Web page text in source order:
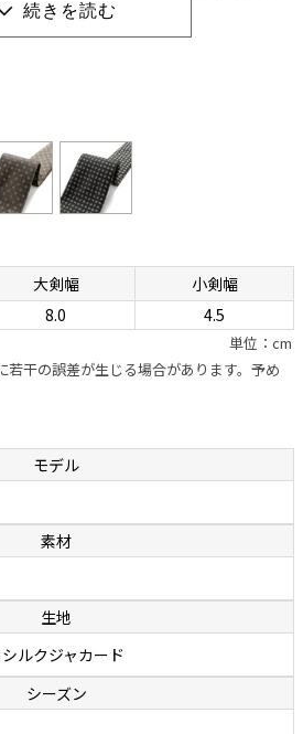
まないネクタイに仕上げられています。
。
縫製法によって生み出される
る“作り”ですが、ボレッリの品なので全
シャツに合わせるためのネクタイを用意
くありませんが、他社に外注していると
対しボレッリでは、ネクタイ専門の職人
の裁断・縫製に至るまで、すべてをイタリ
。世界中で称賛されているハンドメイド
あって締めやすく、やわらかいのに緩み
係者の間でも評判で、ネクタイはボレッ
頷けます。
タイの締めやすさは「独特の縫製法」に
イの縫製は、ネクタイを横や斜めに置い
、ボレッリでは縦に置いて真ん中を縫い
業を行っています。この独特の縫製法と
らみがあって締めやすいネクタイが作り出
大剣幅
小剣幅
8.0 4.5
単位：cm
干の誤差が生じる場合があります。予め
モデル
素材
生地
ルクジャカード
シーズン